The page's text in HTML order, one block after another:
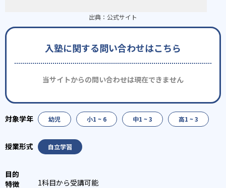
出典： 公式サイト
入塾に関する問い合わせはこちら
当サイトからの問い合わせは現在できません
幼児 小1 ~ 6 中1 ~ 3 高1 ~ 3
自立学習
1科目から受講可能